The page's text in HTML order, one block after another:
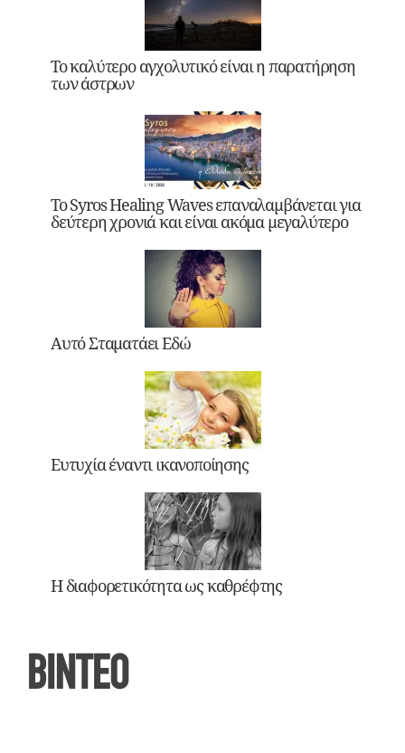
Το καλύτερο αγχολυτικό είναι η παρατήρηση
των άστρων
Το Syros Healing Waves επαναλαμβάνεται για
δεύτερη χρονιά και είναι ακόμα μεγαλύτερο
Αυτό Σταματάει Εδώ
Ευτυχία έναντι ικανοποίησης
Η διαφορετικότητα ως καθρέφτης
ΒΙΝΤΕΟ